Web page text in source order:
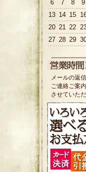
6 7 8 9
13 14 15
20 21 22
27 28 29
メールの返
ご連絡ご案
させていた